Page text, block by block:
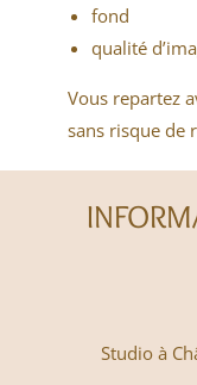
fond
qualité
Vous repartez
sans risque de
Studio à